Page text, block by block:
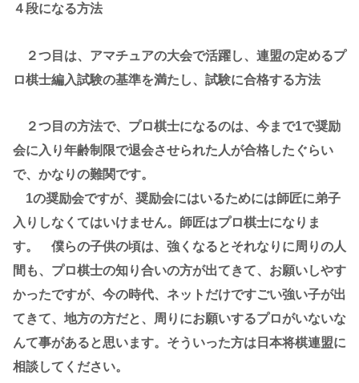
４段になる方法
２つ目は、アマチュアの大会で活躍し、連盟の定めるプ
ロ棋士編入試験の基準を満たし、試験に合格する方法
２つ目の方法で、プロ棋士になるのは、今まで1で奨励
会に入り年齢制限で退会させられた人が合格したぐらい
で、かなりの難関です。
1の奨励会ですが、奨励会にはいるためには師匠に弟子
入りしなくてはいけません。師匠はプロ棋士になりま
す。 僕らの子供の頃は、強くなるとそれなりに周りの人
間も、プロ棋士の知り合いの方が出てきて、お願いしやす
かったですが、今の時代、ネットだけですごい強い子が出
てきて、地方の方だと、周りにお願いするプロがいないな
んて事があると思います。そういった方は日本将棋連盟に
相談してください。